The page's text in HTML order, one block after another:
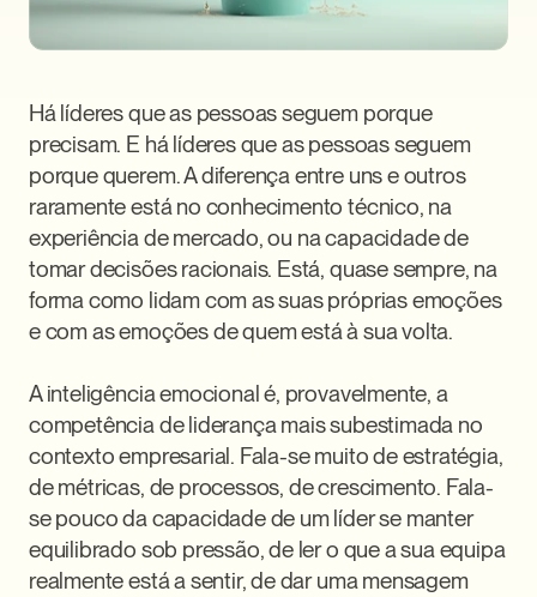
Há líderes que as pessoas seguem porque
precisam. E há líderes que as pessoas seguem
porque querem. A diferença entre uns e outros
raramente está no conhecimento técnico, na
experiência de mercado, ou na capacidade de
tomar decisões racionais. Está, quase sempre, na
forma como lidam com as suas próprias emoções
e com as emoções de quem está à sua volta.
A inteligência emocional é, provavelmente, a
competência de liderança mais subestimada no
contexto empresarial. Fala-se muito de estratégia,
de métricas, de processos, de crescimento. Fala-
se pouco da capacidade de um líder se manter
equilibrado sob pressão, de ler o que a sua equipa
realmente está a sentir, de dar uma mensagem